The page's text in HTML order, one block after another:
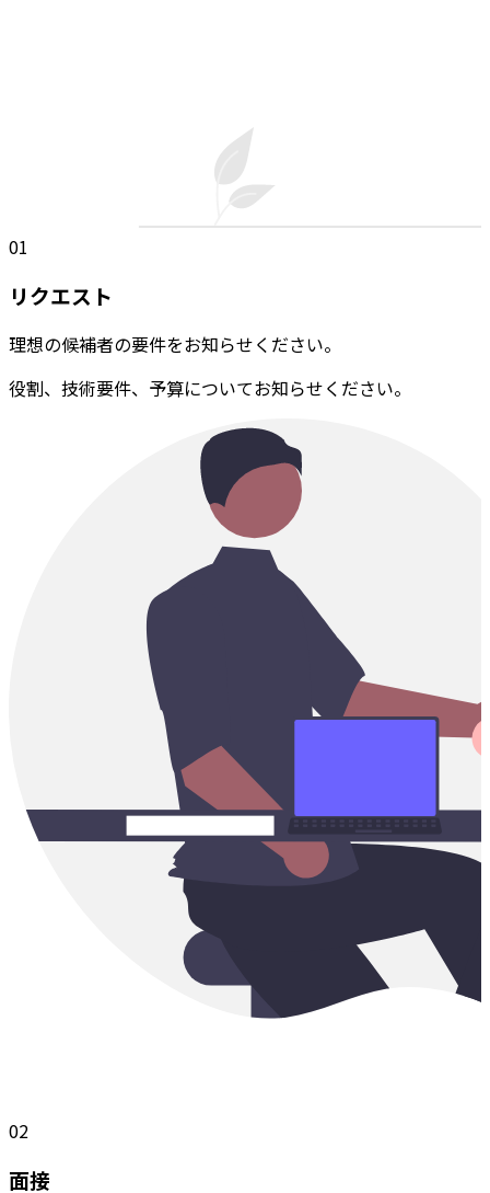
01
リクエスト
理想の候補者の要件をお知らせください。
役割、技術要件、予算についてお知らせください。
02
面接